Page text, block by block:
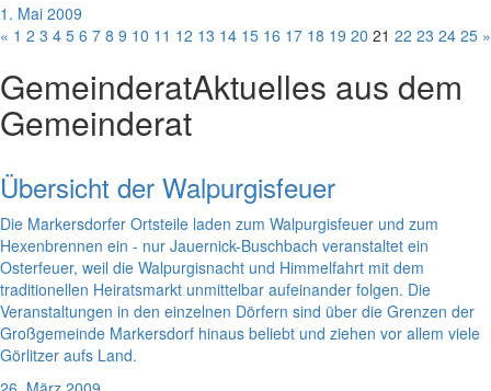
1. Mai 2009
« 1 2 3 4 5 6 7 8 9 10 11 12 13 14 15 16 17 18 19 20 21 22 23 24 25 »
GemeinderatAktuelles aus dem
Gemeinderat
Übersicht der Walpurgisfeuer
Die Markersdorfer Ortsteile laden zum Walpurgisfeuer und zum
Hexenbrennen ein - nur Jauernick-Buschbach veranstaltet ein
Osterfeuer, weil die Walpurgisnacht und Himmelfahrt mit dem
traditionellen Heiratsmarkt unmittelbar aufeinander folgen. Die
Veranstaltungen in den einzelnen Dörfern sind über die Grenzen der
Großgemeinde Markersdorf hinaus beliebt und ziehen vor allem viele
Görlitzer aufs Land.